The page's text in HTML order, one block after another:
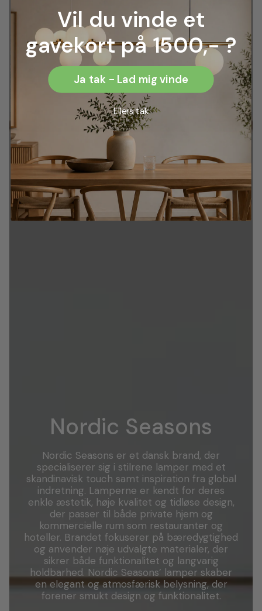
Nordic Seasons
Nordic Seasons er et dansk brand, der
specialiserer sig i stilrene lamper med et
skandinavisk touch samt inspiration fra global
indretning. Lamperne er kendt for deres
enkle æstetik, høje kvalitet og tidløse design,
der passer til både private hjem og
kommercielle rum som restauranter og
hoteller. Brandet fokuserer på bæredygtighed
og anvender nøje udvalgte materialer, der
sikrer både funktionalitet og langvarig
holdbarhed. Nordic Seasons’ lamper skaber
en elegant og atmosfærisk belysning, der
forener smukt design og funktionalitet.
Vil du vinde et
gavekort på 1500,- ?
Ja tak - Lad mig vinde
Ellers tak